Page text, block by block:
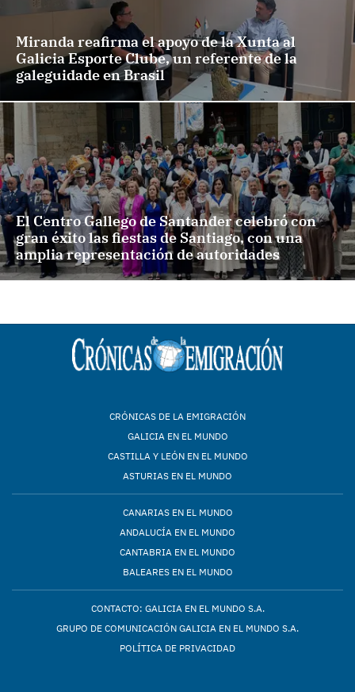
Miranda reafirma el apoyo de la Xunta al
Galicia Esporte Clube, un referente de la
galeguidade en Brasil
El Centro Gallego de Santander celebró con
gran éxito las fiestas de Santiago, con una
amplia representación de autoridades
CRÓNICAS DE LA EMIGRACIÓN
GALICIA EN EL MUNDO
CASTILLA Y LEÓN EN EL MUNDO
ASTURIAS EN EL MUNDO
CANARIAS EN EL MUNDO
ANDALUCÍA EN EL MUNDO
CANTABRIA EN EL MUNDO
BALEARES EN EL MUNDO
CONTACTO: GALICIA EN EL MUNDO S.A.
GRUPO DE COMUNICACIÓN GALICIA EN EL MUNDO S.A.
POLÍTICA DE PRIVACIDAD